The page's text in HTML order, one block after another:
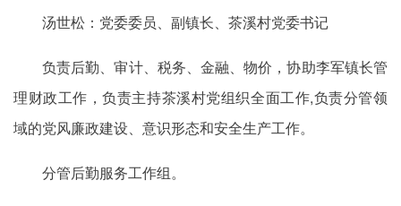
汤世松：党委委员、副镇长、茶溪村党委书记
负责后勤、审计、税务、金融、物价，协助李军镇长管
理财政工作，负责主持茶溪村党组织全面工作,负责分管领
域的党风廉政建设、意识形态和安全生产工作。
分管后勤服务工作组。